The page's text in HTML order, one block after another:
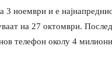
3 ноември и е
на 27 октомври.
телефон околу 4